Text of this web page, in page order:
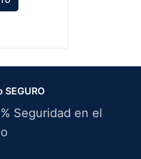
SEGURO
Seguridad en el